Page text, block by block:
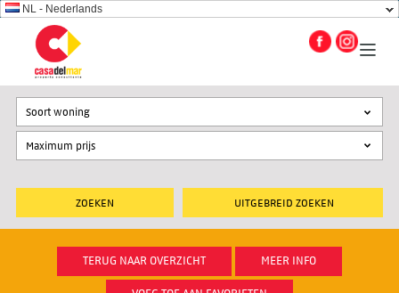
NL - Nederlands
UITGEBREID ZOEKEN
Soort woning
TERUG NAAR OVERZICHT MEER INFO